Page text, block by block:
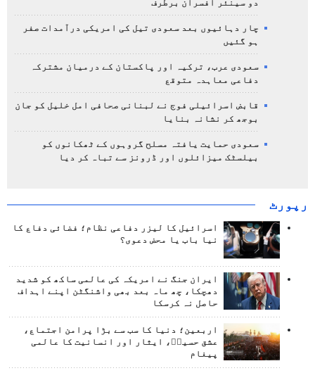
دو سینئر افسران برطرف
چار دہائیوں بعد سعودی تیل کی امریکی درآمدات صفر
ہو گئیں
سعودی عرب، ترکیہ اور پاکستان کے درمیان مشترکہ
دفاعی معاہدہ متوقع
قابض اسرائیلی فوج نے لبنانی صحافی امل خلیل کو جان
بوجھ کر نشانہ بنایا
سعودی حمایت یافتہ مسلح گروہوں کے ٹھکانوں کو
بیلسٹک میزائلوں اور ڈرونز سے تباہ کر دیا
رپورٹ
اسرائیل کا لیزر دفاعی نظام؛ فضائی دفاع کا
نیا باب یا محض دعوی؟
ایران جنگ نے امریکہ کی عالمی ساکھ کو شدید
دھچکا، چھ ماہ بعد بھی واشنگٹن اپنے اہداف
حاصل نہ کرسکا
اربعین؛ دنیا کا سب سے بڑا پرامن اجتماع،
عشق حسینؑ، ایثار اور انسانیت کا عالمی
پیغام